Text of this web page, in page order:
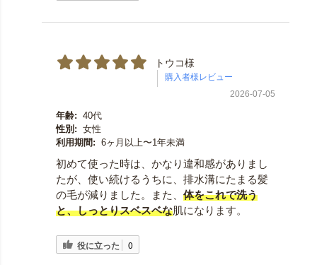
トウコ様
2026-07-05
年齢: 40代
性別: 女性
利用期間: 6ヶ月以上〜1年未満
初めて使った時は、かなり違和感がありまし
たが、使い続けるうちに、排水溝にたまる髪
の毛が減りました。また、 体をこれで洗う
と、しっとりスベスベな肌になります。
役に立った 0